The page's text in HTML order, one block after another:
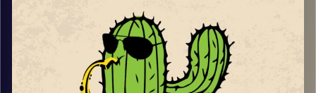
הרכבי ג'ז ישראלי משובחים ואיכותיים. לצד המופעים יתקיימו
שלוש כיתות אמן בקונסרבטוריון המקומי בהשתתפות חלק